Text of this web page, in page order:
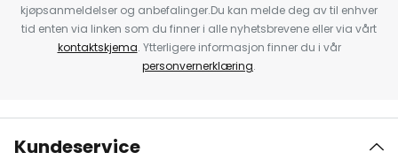
kjøpsanmeldelser og anbefalinger.Du kan melde deg av til enhver
tid enten via linken som du finner i alle nyhetsbrevene eller via vårt
kontaktskjema. Ytterligere informasjon finner du i vår
personvernerklæring.
Kundeservice